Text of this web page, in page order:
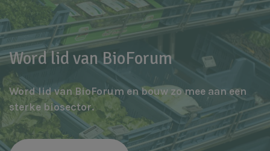
Word lid van BioForum
Word lid van BioForum en bouw zo mee aan een
sterke biosector.